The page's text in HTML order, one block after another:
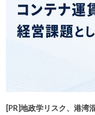
[PR]地政学リスク、港湾